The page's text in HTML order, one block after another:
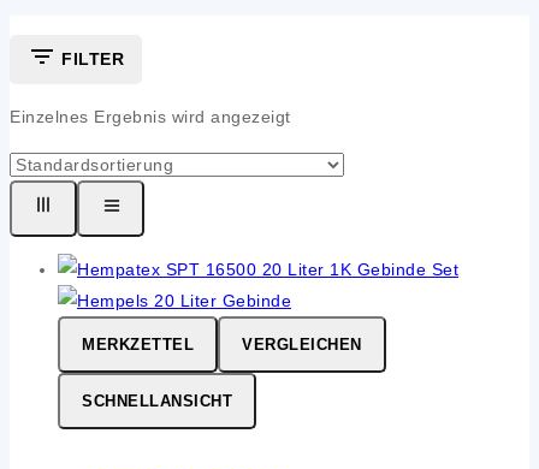
FILTER
Einzelnes Ergebnis wird angezeigt
MERKZETTEL VERGLEICHEN
SCHNELLANSICHT